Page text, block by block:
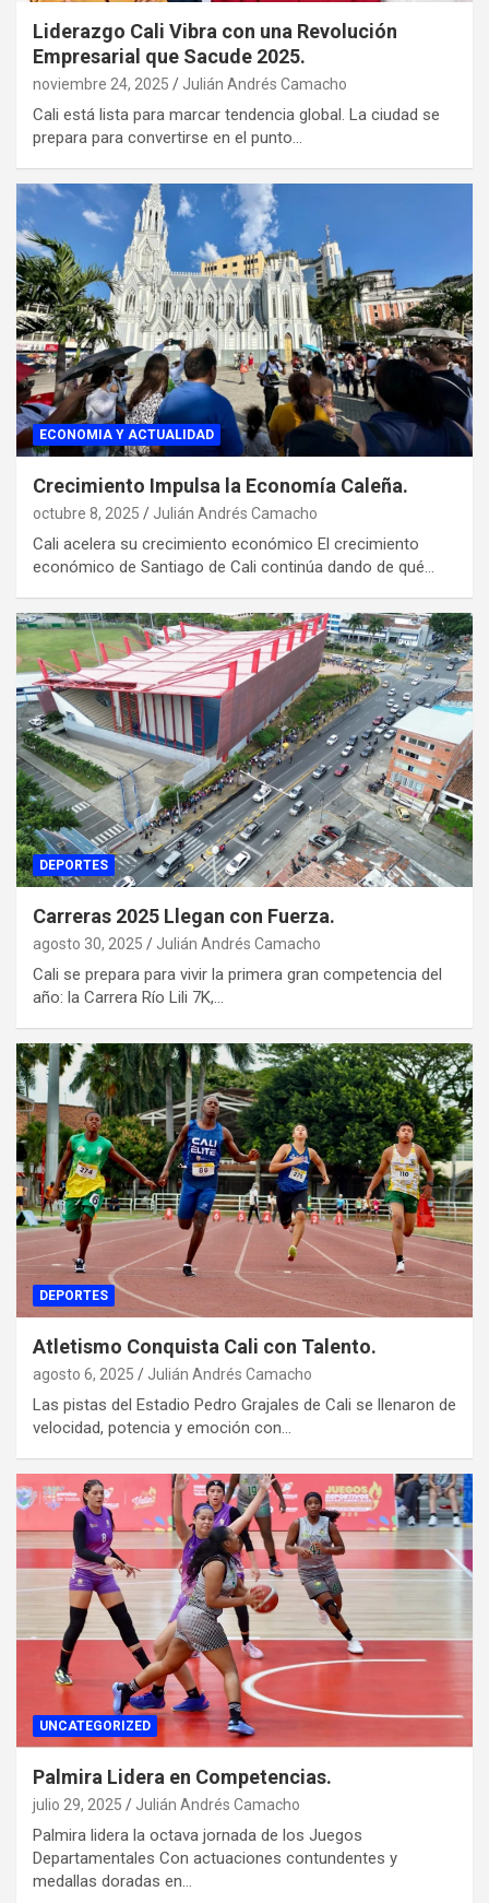
Liderazgo Cali Vibra con una Revolución
Empresarial que Sacude 2025.
noviembre 24, 2025 Julián Andrés Camacho
Cali está lista para marcar tendencia global. La ciudad se
prepara para convertirse en el punto…
ECONOMIA Y ACTUALIDAD
Crecimiento Impulsa la Economía Caleña.
octubre 8, 2025 Julián Andrés Camacho
Cali acelera su crecimiento económico El crecimiento
económico de Santiago de Cali continúa dando de qué…
DEPORTES
Carreras 2025 Llegan con Fuerza.
agosto 30, 2025 Julián Andrés Camacho
Cali se prepara para vivir la primera gran competencia del
año: la Carrera Río Lili 7K,…
DEPORTES
Atletismo Conquista Cali con Talento.
agosto 6, 2025 Julián Andrés Camacho
Las pistas del Estadio Pedro Grajales de Cali se llenaron de
velocidad, potencia y emoción con…
UNCATEGORIZED
Palmira Lidera en Competencias.
julio 29, 2025 Julián Andrés Camacho
Palmira lidera la octava jornada de los Juegos
Departamentales Con actuaciones contundentes y
medallas doradas en…